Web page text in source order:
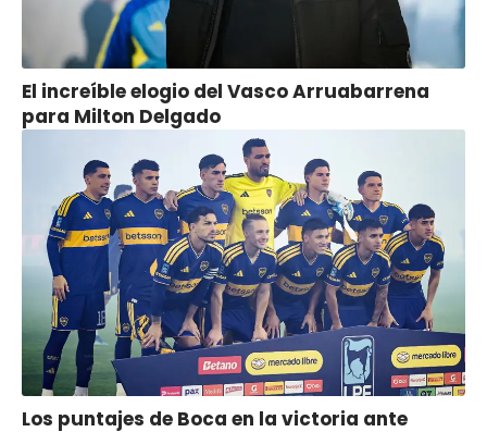
El increíble elogio del Vasco Arruabarrena
para Milton Delgado
Los puntajes de Boca en la victoria ante